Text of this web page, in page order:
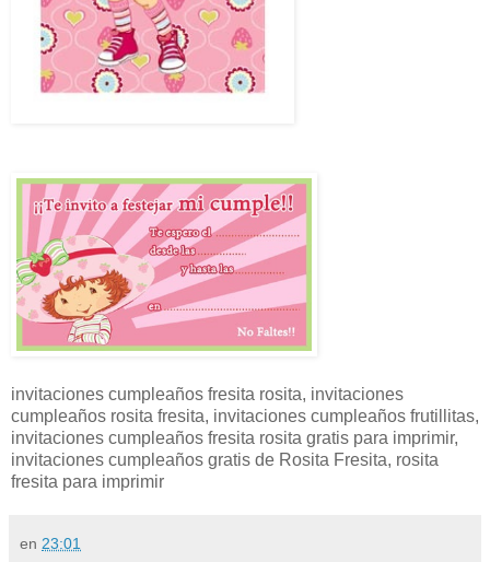
invitaciones cumpleaños fresita rosita, invitaciones
cumpleaños rosita fresita, invitaciones cumpleaños frutillitas,
invitaciones cumpleaños fresita rosita gratis para imprimir,
invitaciones cumpleaños gratis de Rosita Fresita, rosita
fresita para imprimir
en 23:01